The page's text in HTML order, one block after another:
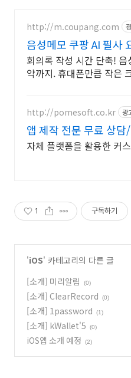
http://m.coupang.com
음성메모 쿠팡 AI 필사
회의록 작성 시간 단축!
약까지. 휴대폰만큼 작은
http://pomesoft.co.kr 광
앱 제작 전문 무료 상
자체 플랫폼을 활용한 커
1 구독하기
'iOS' 카테고리의 다른 글
[소개] 미리알림
(0)
[소개] ClearRecord (0)
[소개] 1password (1)
[소개] kWallet'5 (0)
iOS앱 소개 예정 (2)